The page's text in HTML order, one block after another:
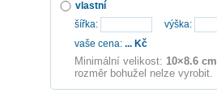
vlastní
šířka:
výška:
vaše cena: ... Kč
Minimální velikost: 10×8.6 cm
rozměr bohužel nelze vyrobit.